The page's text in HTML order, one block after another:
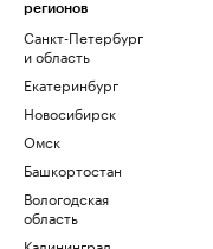
регионов
Санкт-Петербург
и область
Екатеринбург
Новосибирск
Омск
Башкортостан
Вологодская
область